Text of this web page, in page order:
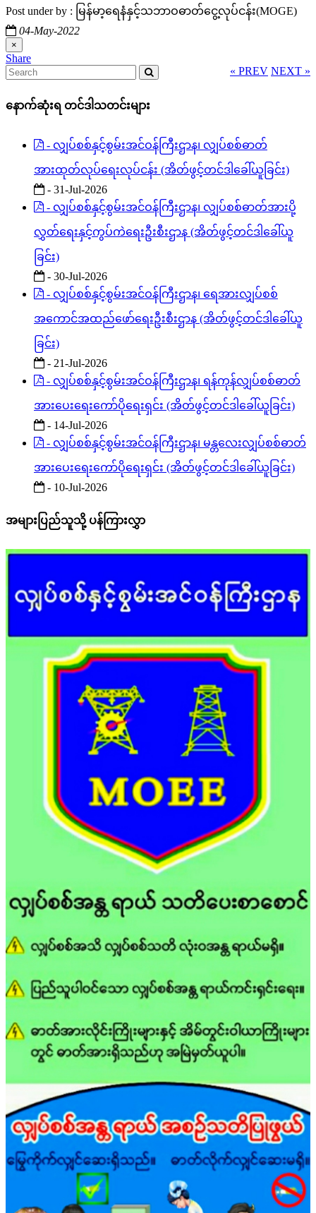
Post under by : မြန်မာ့ရေနံနှင့်သဘာဝဓာတ်ငွေ့လုပ်ငန်း(MOGE)
04-May-2022
×
Share
« PREV NEXT »
နောက်ဆုံးရ တင်ဒါသတင်းများ
- လျှပ်စစ်နှင့်စွမ်းအင်ဝန်ကြီးဌာန၊ လျှပ်စစ်ဓာတ်
အားထုတ်လုပ်ရေးလုပ်ငန်း (အိတ်ဖွင့်တင်ဒါခေါ်ယူခြင်း)
- 31-Jul-2026
- လျှပ်စစ်နှင့်စွမ်းအင်ဝန်ကြီးဌာန၊ လျှပ်စစ်ဓာတ်အားပို့
လွှတ်ရေးနှင့်ကွပ်ကဲရေးဦးစီးဌာန (အိတ်ဖွင့်တင်ဒါခေါ်ယူ
ခြင်း)
- 30-Jul-2026
- လျှပ်စစ်နှင့်စွမ်းအင်ဝန်ကြီးဌာန၊ ရေအားလျှပ်စစ်
အကောင်အထည်ဖော်ရေးဦးစီးဌာန (အိတ်ဖွင့်တင်ဒါခေါ်ယူ
ခြင်း)
- 21-Jul-2026
- လျှပ်စစ်နှင့်စွမ်းအင်ဝန်ကြီးဌာန၊ ရန်ကုန်လျှပ်စစ်ဓာတ်
အားပေးရေးကော်ပိုရေးရှင်း (အိတ်ဖွင့်တင်ဒါခေါ်ယူခြင်း)
- 14-Jul-2026
- လျှပ်စစ်နှင့်စွမ်းအင်ဝန်ကြီးဌာန၊ မန္တလေးလျှပ်စစ်ဓာတ်
အားပေးရေးကော်ပိုရေးရှင်း (အိတ်ဖွင့်တင်ဒါခေါ်ယူခြင်း)
- 10-Jul-2026
အများပြည်သူသို့ ပန်ကြားလွှာ